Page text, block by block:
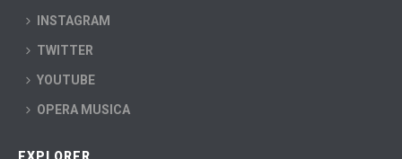
INSTAGRAM
TWITTER
YOUTUBE
OPERA MUSICA